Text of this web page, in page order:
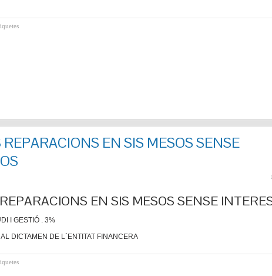
REPARACIONS EN SIS MESOS SENSE
EN SIS MESOS SENSE
I GESTIÓ . 3%
DICTAMEN DE L´ENTITAT FINANCERA